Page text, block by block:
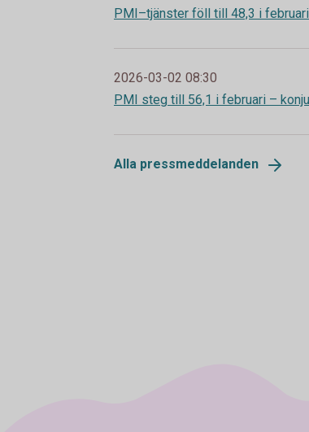
PMI–tjänster föll till 48,3 i
2026-03-02 08:30
PMI steg till 56,1 i februari –
Alla pressmeddelanden